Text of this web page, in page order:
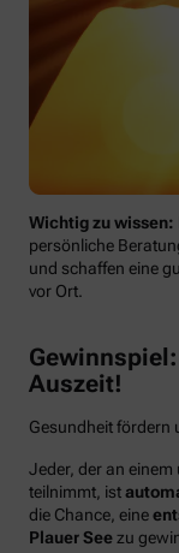
Wichtig zu wissen:
persönliche
und schaffen eine
vor Ort.
Auszeit!
Gesundheit fördern
Jeder, der an
teilnimmt, ist
die Chance, eine
Plauer Seezu